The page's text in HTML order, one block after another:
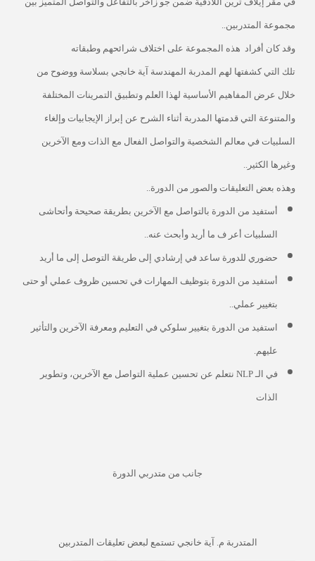
مجموعة المتدربين..
وقد كان أفراد هذه المجموعة على اختلاف شرائحهم وطبقاته
تلك التي كشفتها لهم المدربة المهندسة آية خانجي بسلاسة ووضوح من
خلال عرض المفاهيم الأساسية لهذا العلم وتطبيق التمرينات المختلفة
والمتنوعة التي قدمتها المدربة أثناء الشرح عن إبراز الإيجابيات وإلغاء
السلبيات في معالم الشخصية والتواصل الفعال مع الذات ومع الآخرين
وغيرها الكثير..
وهذه بعض التعليقات والصور من الدورة..
أستفيد من الدورة بالتواصل مع الآخرين بطريقة صحيحة وأتحاشى
السلبيات أعر ف ما أريد وأبحث عنه..
حضوري للدورة ساعد في إرشادي إلى طريقة التوصل إلى ما أريد
أستفيد من الدورة بتوظيف المهارات في تحسين ظروف عملي أو حتى
بتغيير عملي..
استفيد من الدورة بتغيير سلوكي في التعليم ومعرفة الآخرين والتأثير
عليهم.
في الـ NLP نتعلم عن تحسين عملية التواصل مع الآخرين، وتطوير
الذات
جانب من متدربي الدورة
المتدربة م. آية خانجي تستمع لبعض تعليقات المتدربين